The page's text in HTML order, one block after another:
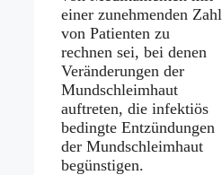
einer zunehmenden Zahl
von Patienten zu
rechnen sei, bei denen
Veränderungen der
Mundschleimhaut
auftreten, die infektiös
bedingte Entzündungen
der Mundschleimhaut
begünstigen.